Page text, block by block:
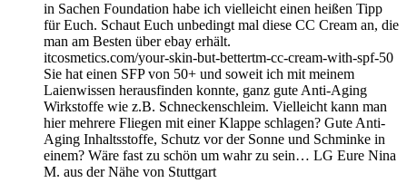
in Sachen Foundation habe ich vielleicht einen heißen Tipp
für Euch. Schaut Euch unbedingt mal diese CC Cream an, die
man am Besten über ebay erhält.
itcosmetics.com/your-skin-but-bettertm-cc-cream-with-spf-50
Sie hat einen SFP von 50+ und soweit ich mit meinem
Laienwissen herausfinden konnte, ganz gute Anti-Aging
Wirkstoffe wie z.B. Schneckenschleim. Vielleicht kann man
hier mehrere Fliegen mit einer Klappe schlagen? Gute Anti-
Aging Inhaltsstoffe, Schutz vor der Sonne und Schminke in
einem? Wäre fast zu schön um wahr zu sein… LG Eure Nina
M. aus der Nähe von Stuttgart